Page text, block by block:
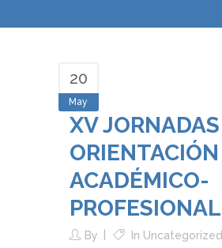
20
May
XV JORNADAS
ORIENTACIÓN
ACADÉMICO-
PROFESIONAL
By In Uncategorized